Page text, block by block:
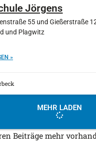
Jörgens
55 und Gießerstraße
und Plagwitz
»
MEHR LADEN
Beiträge mehr